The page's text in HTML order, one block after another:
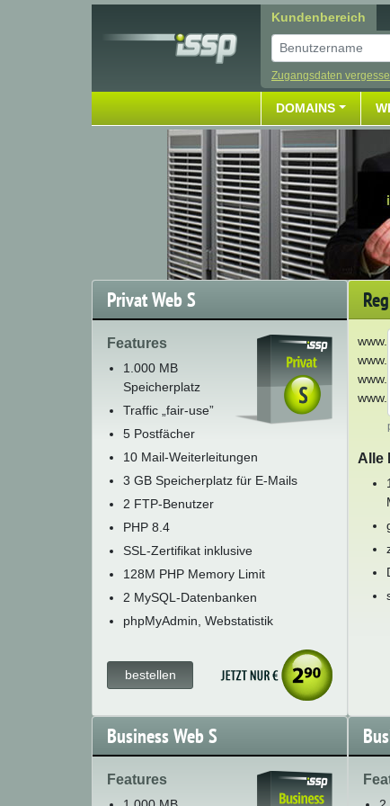
Kundenbereich
Benutzer
Zugangsdaten
DOMAINS
Privat Web S
Features
1.000 MB
Speicherplatz
Traffic „fair-use”
5 Postfächer
10 Mail-Weiterleitungen
3 GB Speicherplatz für E-Mails
2 FTP-Benutzer
PHP 8.4
SSL-Zertifikat inklusive
128M PHP Memory Limit
2 MySQL-Datenbanken
phpMyAdmin, Webstatistik
bestellen
www.
www.
www.
www.
Alle
Business Web S
Features